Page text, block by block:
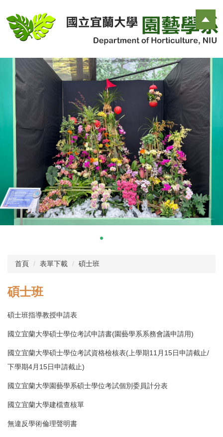
到
主
容
首頁 表單下載 碩士班
碩士班
碩士班指導教授申請表
國立宜蘭大學碩士學位考試申請書(園藝學系系務會議申請用)
國立宜蘭大學碩士學位考試資格檢核表(上學期11月15日申請截止/
下學期4月15日申請截止)
國立宜蘭大學園藝學系碩士學位考試個別委員計分表
國立宜蘭大學建檔查核單
無違反學術倫理聲明書